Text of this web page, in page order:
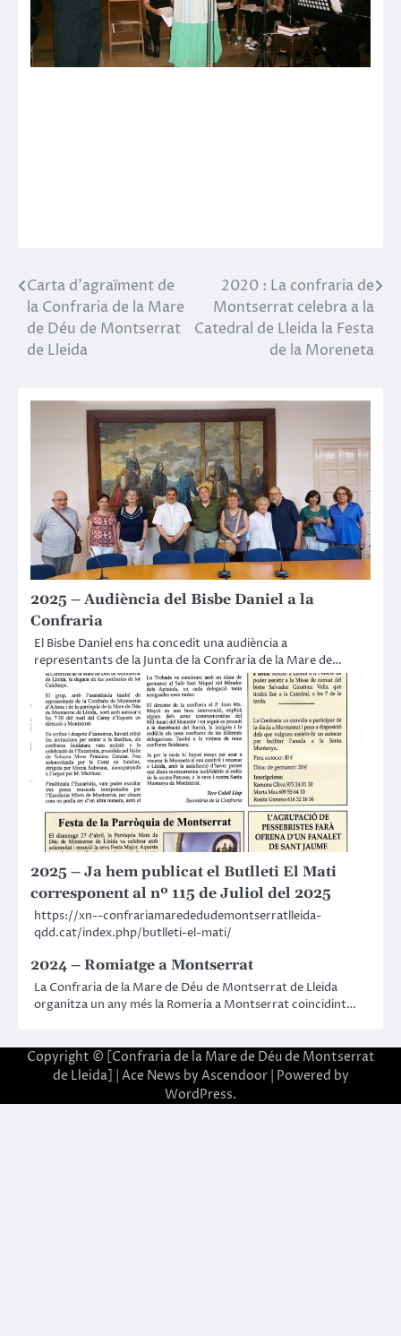
Post
navigation
Carta d’agraïment de
la Confraria de la Mare
de Déu de Montserrat
de Lleida
2020 : La confraria de
Montserrat celebra a la
Catedral de Lleida la Festa
de la Moreneta
2025 – Audiència del Bisbe Daniel a la
Confraria
El Bisbe Daniel ens ha concedit una audiència a
representants de la Junta de la Confraria de la Mare de…
2025 – Ja hem publicat el Butlleti El Mati
corresponent al nº 115 de Juliol del 2025
https://xn--confrariamarededudemontserratlleida-
qdd.cat/index.php/butlleti-el-mati/
2024 – Romiatge a Montserrat
La Confraria de la Mare de Déu de Montserrat de Lleida
organitza un any més la Romeria a Montserrat coincidint…
Copyright © [Confraria de la Mare de Déu de Montserrat
de Lleida] | Ace News by Ascendoor| Powered by
WordPress.